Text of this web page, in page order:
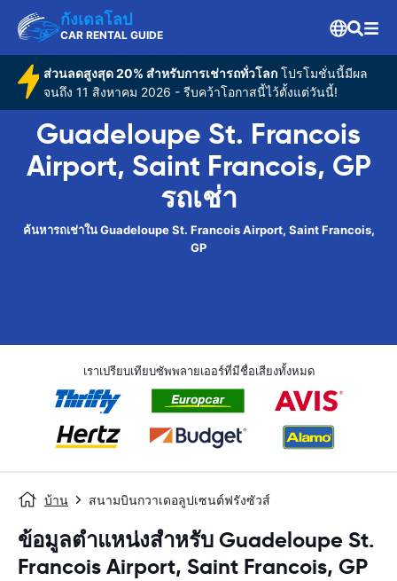
กังเดลโลป
CAR RENTAL GUIDE
ส่วนลดสูงสุด 20% สำหรับการเช่ารถทั่วโลกโปรโมชั่นนี้มีผล
จนถึง 11 สิงหาคม 2026 - รีบคว้าโอกาสนี้ไว้ตั้งแต่วันนี้!
Guadeloupe St. Francois
Airport, Saint Francois, GP
รถเช่า
ค้นหารถเช่าใน Guadeloupe St. Francois Airport, Saint Francois,
GP
เราเปรียบเทียบซัพพลายเออร์ที่มีชื่อเสียงทั้งหมด
บ้าน สนามบินกวาเดอลูปเซนต์ฟรังซัวส์
ข้อมูลตำแหน่งสำหรับ Guadeloupe St.
Francois Airport, Saint Francois, GP